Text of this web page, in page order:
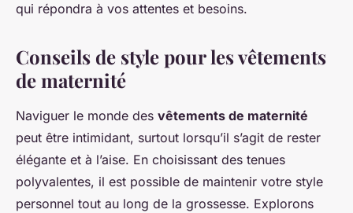
qui répondra à vos attentes et besoins.
Conseils de style pour les vêtements
de maternité
Naviguer le monde des vêtements de maternité
peut être intimidant, surtout lorsqu’il s’agit de rester
élégante et à l’aise. En choisissant des tenues
polyvalentes, il est possible de maintenir votre style
personnel tout au long de la grossesse. Explorons